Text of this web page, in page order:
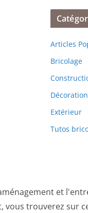
Articles
Bricolage
Décoration
Extérieur
Tutos
et
trouverez sur